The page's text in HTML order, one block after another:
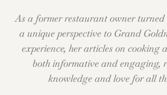
As a former restaurant owner
a unique perspective to Grand
experience, her articles on cooking
both informative and engaging,
knowledge and love for all